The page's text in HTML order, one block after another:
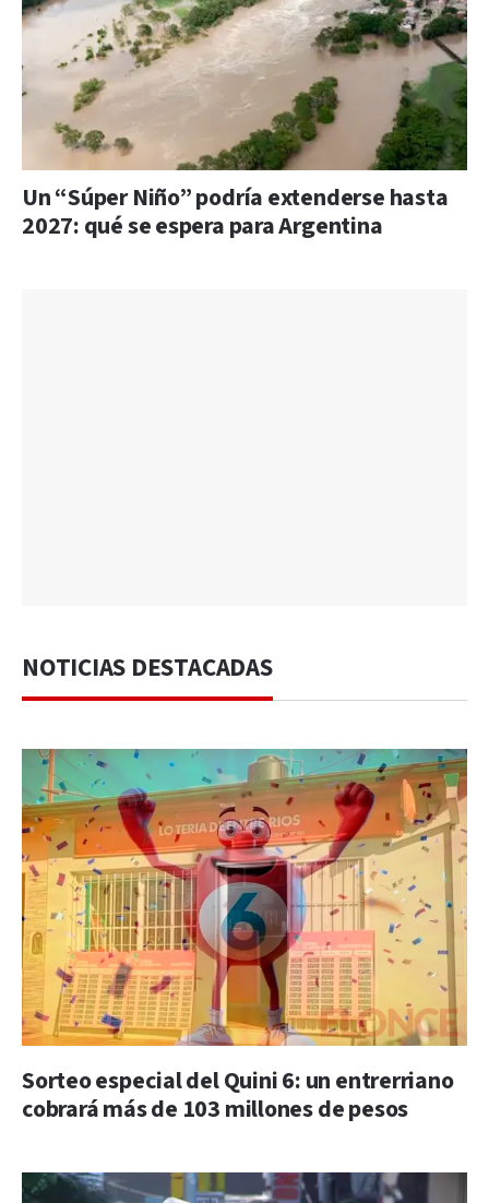
Un “Súper Niño” podría extenderse hasta
2027: qué se espera para Argentina
NOTICIAS DESTACADAS
Sorteo especial del Quini 6: un entrerriano
cobrará más de 103 millones de pesos